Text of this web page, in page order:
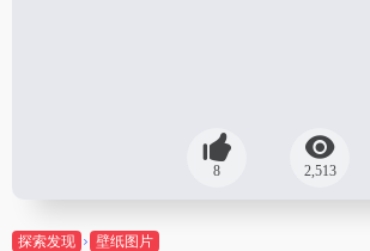
8 2,513
探索发现 壁纸图片